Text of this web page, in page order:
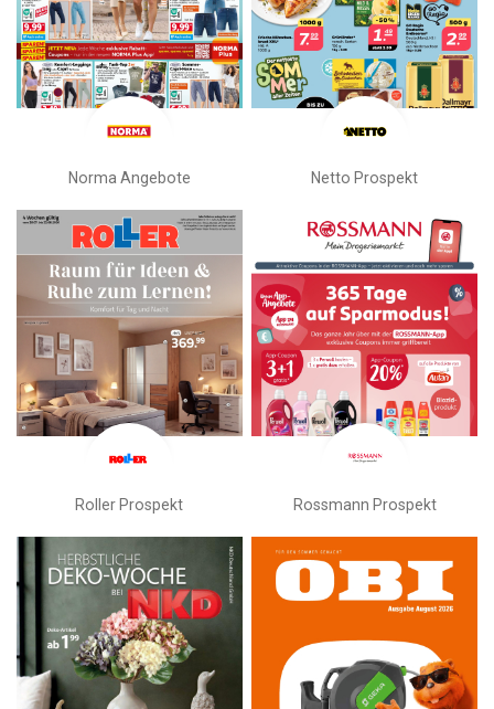
Norma Angebote Netto Prospekt
Roller Prospekt Rossmann Prospekt